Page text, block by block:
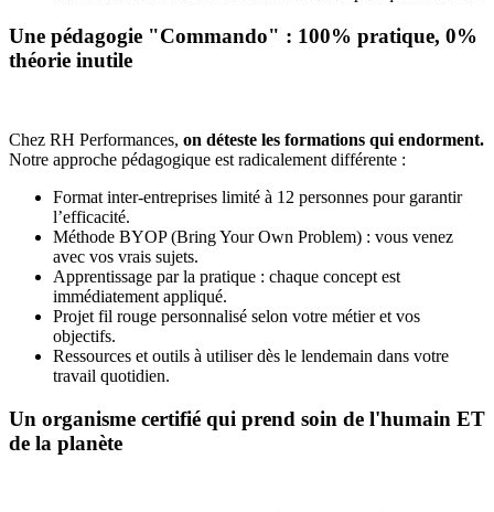
Une pédagogie "Commando" : 100% pratique, 0%
théorie inutile
Chez RH Performances, on déteste les formations qui endorment.
Notre approche pédagogique est radicalement différente :
Format inter-entreprises limité à 12 personnes pour garantir
l’efficacité.
Méthode BYOP (Bring Your Own Problem) : vous venez
avec vos vrais sujets.
Apprentissage par la pratique : chaque concept est
immédiatement appliqué.
Projet fil rouge personnalisé selon votre métier et vos
objectifs.
Ressources et outils à utiliser dès le lendemain dans votre
travail quotidien.
Un organisme certifié qui prend soin de l'humain ET
de la planète